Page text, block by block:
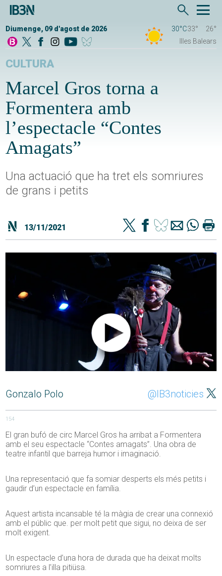
Diumenge, 09 d'agost de 2026 30°C33°
26°
Illes Balears
CULTURA
Marcel Gros torna a
Formentera amb
l’espectacle “Contes
Amagats”
Una actuació que ha tret els somriures
de grans i petits
13/11/2021
Gonzalo Polo @IB3noticies
154
El gran bufó de circ Marcel Gros ha arribat a Formentera
amb el seu espectacle “Contes amagats”. Una obra de
teatre infantil que barreja humor i imaginació.
Una representació que fa somiar desperts els més petits i
gaudir d’un espectacle en família.
Aquest artista incansable té la màgia de crear una connexió
amb el públic que. per molt petit que sigui, no deixa de ser
molt exigent.
Un espectacle d’una hora de durada que ha deixat molts
somriures a l’illa pitiüsa.